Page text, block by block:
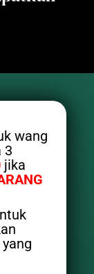
wang
3
jika